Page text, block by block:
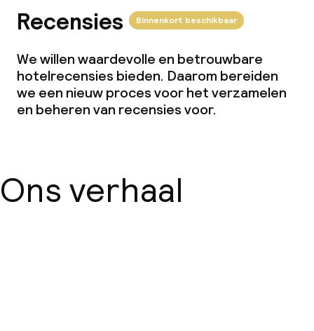
Recensies Binnenkort beschikbaar
We willen waardevolle en betrouwbare
hotelrecensies bieden. Daarom bereiden
we een nieuw proces voor het verzamelen
en beheren van recensies voor.
Ons verhaal